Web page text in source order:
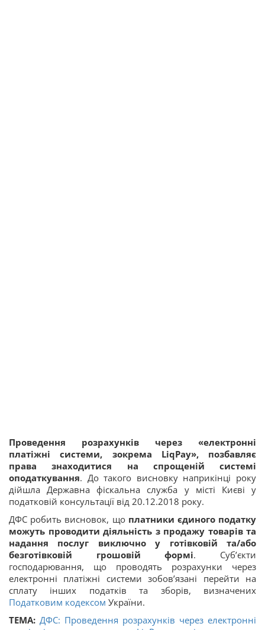
Проведення розрахунків через «електронні
платіжні системи, зокрема LiqPay», позбавляє
права знаходитися на спрощеній системі
оподаткування. До такого висновку наприкінці року
дійшла Державна фіскальна служба у місті Києві у
податковій консультації від 20.12.2018 року.
ДФС робить висновок, що платники єдиного податку
можуть проводити діяльність з продажу товарів та
надання послуг виключно у готівковій та/або
безготівковій грошовій формі. Суб’єкти
господарювання, що проводять розрахунки через
електронні платіжні системи зобов’язані перейти на
сплату інших податків та зборів, визначених
Податковим кодексом України.
ТЕМА: ДФС: Проведення розрахунків через електронні